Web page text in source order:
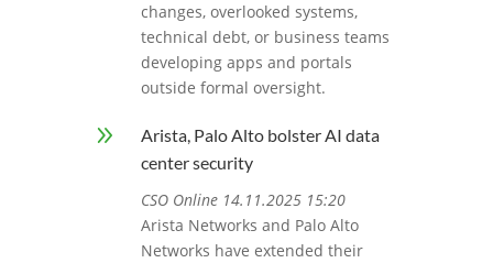
changes, overlooked systems,
technical debt, or business teams
developing apps and portals
outside formal oversight.
9
Arista, Palo Alto bolster AI data
center security
CSO Online 14.11.2025 15:20
Arista Networks and Palo Alto
Networks have extended their